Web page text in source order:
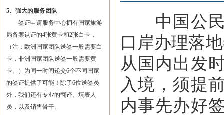
5、强大的服务团队
签证申请服务中心拥有国家旅游
局备案认证的4张黄卡和2张白卡，
（注：欧洲国家团队送签一般需要白
卡，非洲国家团队送签一般需要黄
卡。）为同一时间递交6个不同国家
的签证提供了可能！除了6位送签员
外，我们还有专业的翻译、填表人
员，以及销售骨干。
中国公民
口岸办理落
从国内出发
入境，须提
内事先办好